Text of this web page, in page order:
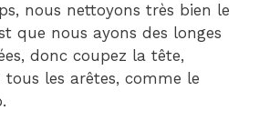
nous nettoyons très bien le
que nous ayons des longes
donc coupez la tête,
les arêtes, comme le